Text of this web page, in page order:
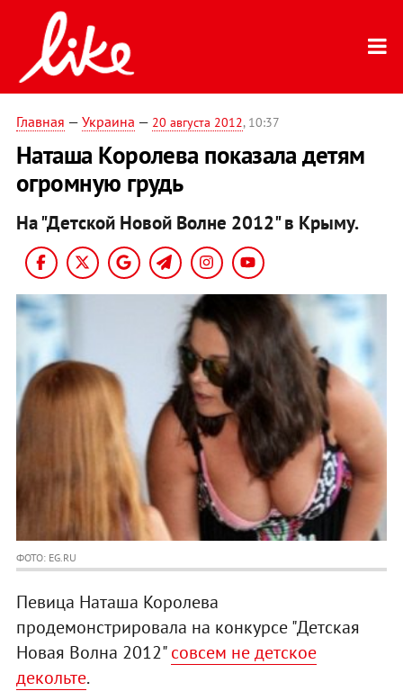
Главная — Украина — 20 августа 2012, 10:37
Наташа Королева показала детям
огромную грудь
На "Детской Новой Волне 2012" в Крыму.
ФОТО: EG.RU
Певица Наташа Королева
продемонстрировала на конкурсе "Детская
Новая Волна 2012"совсем не детское
декольте.